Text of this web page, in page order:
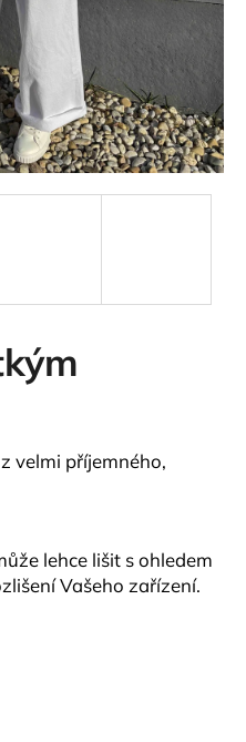
velmi příjemného,
lehce lišit s ohledem
Vašeho zařízení.